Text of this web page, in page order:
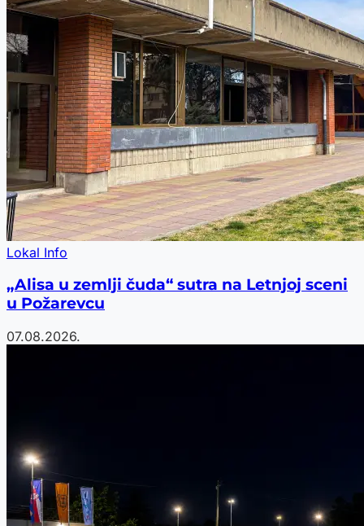
Lokal Info
„Alisa u zemlji čuda“ sutra na Letnjoj sceni
u Požarevcu
07.08.2026.